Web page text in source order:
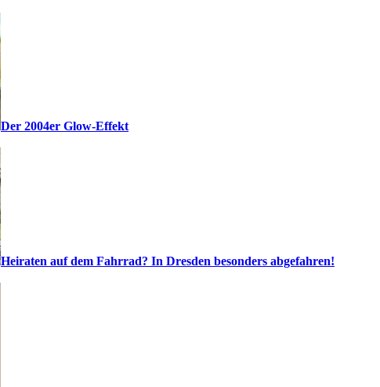
Der 2004er Glow-Effekt
Heiraten auf dem Fahrrad? In Dresden besonders abgefahren!